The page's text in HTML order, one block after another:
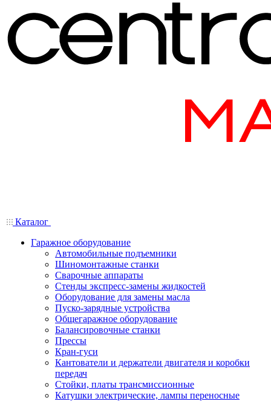
Каталог
Гаражное оборудование
Автомобильные подъемники
Шиномонтажные станки
Сварочные аппараты
Стенды экспресс-замены жидкостей
Оборудование для замены масла
Пуско-зарядные устройства
Общегаражное оборудование
Балансировочные станки
Прессы
Кран-гуси
Кантователи и держатели двигателя и коробки
передач
Стойки, платы трансмиссионные
Катушки электрические, лампы переносные